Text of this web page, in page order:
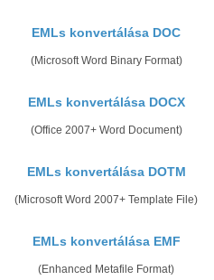
EMLs konvertálása DOC
(Microsoft Word Binary Format)
EMLs konvertálása DOCX
(Office 2007+ Word Document)
EMLs konvertálása DOTM
(Microsoft Word 2007+ Template File)
EMLs konvertálása EMF
(Enhanced Metafile Format)